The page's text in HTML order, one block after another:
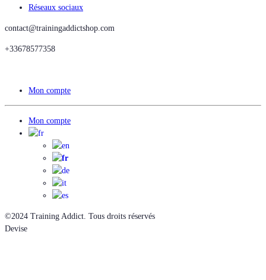
Réseaux sociaux
contact@trainingaddictshop.com
+33678577358
Mon compte
Mon compte
©2024 Training Addict. Tous droits réservés
Devise